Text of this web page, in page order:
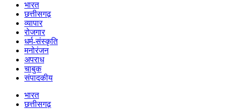
भारत
छत्तीसगढ़
व्यापार
रोजगार
धर्म-संस्कृति
मनोरंजन
अपराध
चाबुक
संपादकीय
भारत
छत्तीसगढ़